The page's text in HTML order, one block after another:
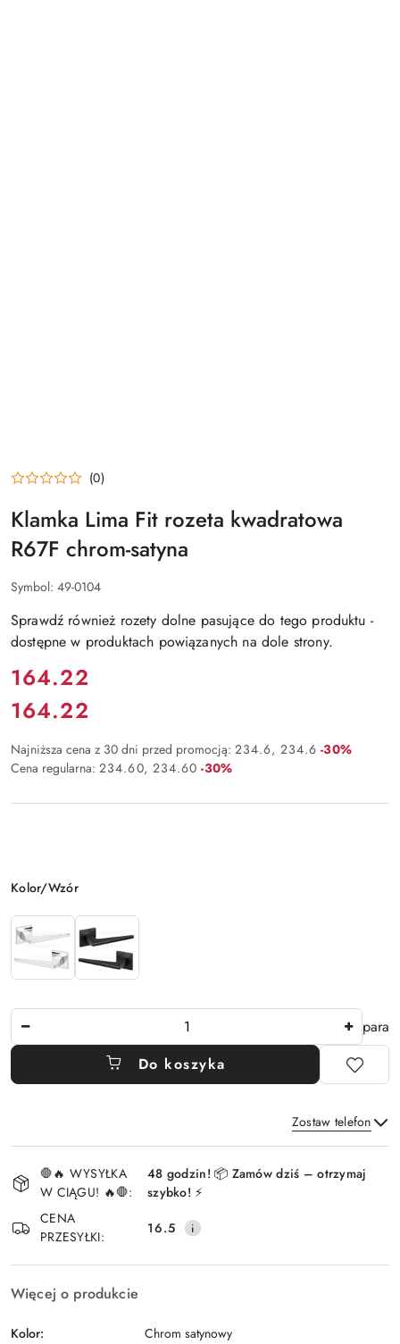
(0)
Klamka Lima Fit rozeta kwadratowa
R67F chrom-satyna
Symbol: 49-0104
Sprawdź również rozety dolne pasujące do tego produktu -
dostępne w produktach powiązanych na dole strony.
Cena:
164.22
Cena:
164.22
Najniższa cena z 30 dni przed promocją: 234.6 234.6 Rabat:
-30%
Cena regularna: 234.60 234.60 Rabat:
-30%
Wariant
Kolor/Wzór
para
Do koszyka
Zostaw telefon
Wyślij
i
dostawa
🛑🔥 WYSYŁKA
W CIĄGU! 🔥🛑:
48 godzin! 📦 Zamów dziś – otrzymaj
szybko! ⚡
CENA
PRZESYŁKI:
16.5
Więcej o produkcie
Kolor:
Chrom satynowy